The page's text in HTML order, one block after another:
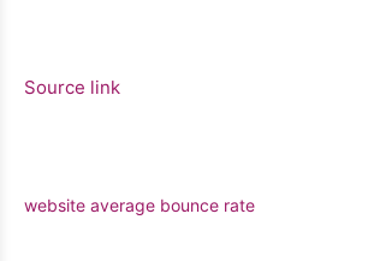
Source link
website average bounce rate